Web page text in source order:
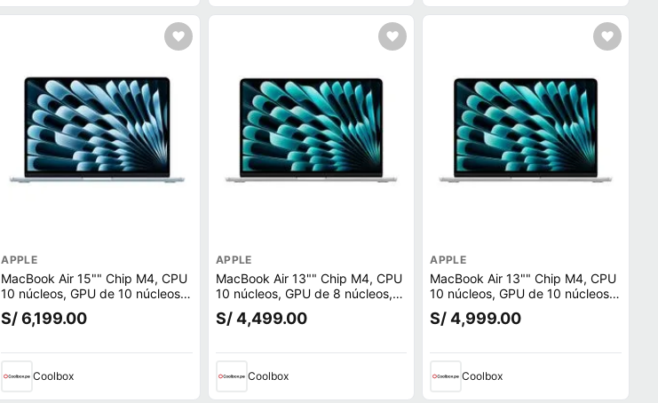
APPLE
MacBook Air 15"" Chip M4, CPU
10 núcleos, GPU de 10 núcleos,
512GB SSD, 16GB RAM, macOS,
skyblue
S/ 6,199.00
Coolbox
APPLE
MacBook Air 13"" Chip M4, CPU
10 núcleos, GPU de 8 núcleos,
256GB SSD, 16GB RAM, macOS,
silver
S/ 4,499.00
Coolbox
APPLE
MacBook Air 13"" Chip M4, CPU
10 núcleos, GPU de 10 núcleos,
512GB SSD, 16GB RAM, macOS,
silver
S/ 4,999.00
Coolbox